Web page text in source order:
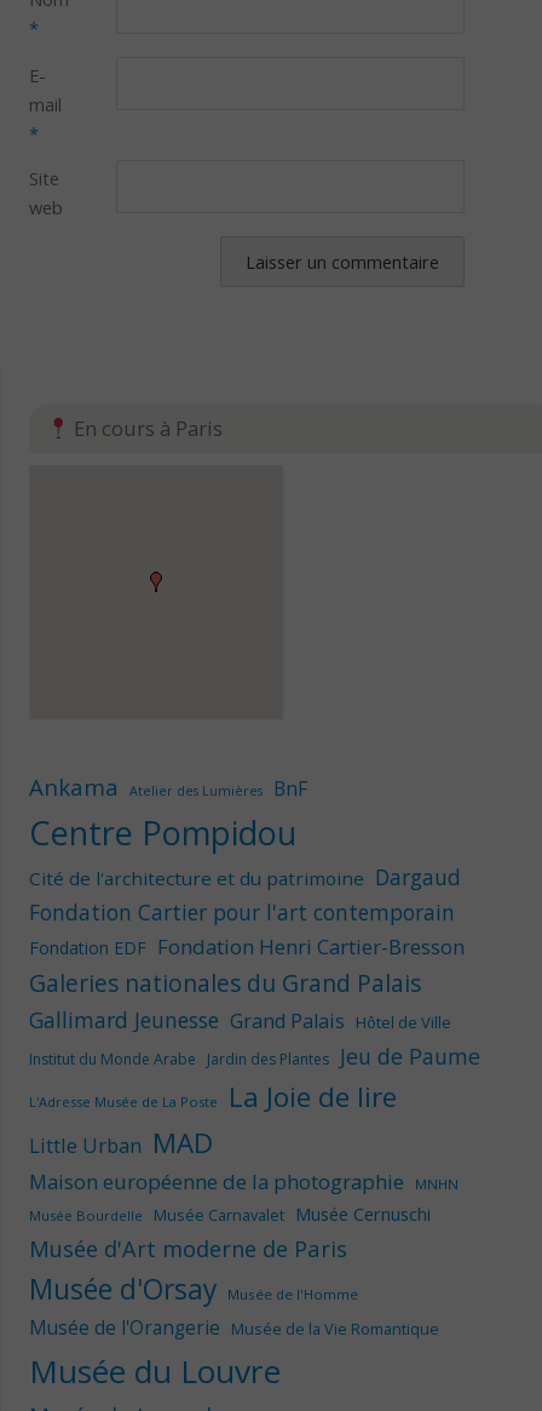
*
E-
mail
*
Site
web
En cours à Paris
Ankama Atelier des Lumières BnF
Centre Pompidou
Cité de l'architecture et du patrimoine Dargaud
Fondation Cartier pour l'art contemporain
Fondation EDF Fondation Henri Cartier-Bresson
Galeries nationales du Grand Palais
Gallimard Jeunesse Grand Palais Hôtel de Ville
Institut du Monde Arabe Jardin des Plantes Jeu de Paume
L'Adresse Musée de La Poste La Joie de lire
Little Urban MAD
Maison européenne de la photographie
MNHN
Musée Bourdelle
Musée Carnavalet Musée Cernuschi
Musée d'Art moderne de Paris
Musée d'Orsay Musée de l'Homme
Musée de l'Orangerie Musée de la Vie Romantique
Musée du Louvre